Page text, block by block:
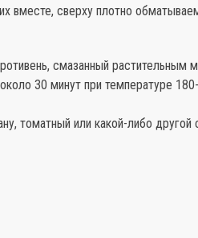
вместе, сверху плотно
смазанный растительным
30 минут при температуре
томатный или какой-либо другой